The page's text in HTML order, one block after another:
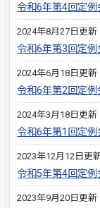
令和6年第4回定例
2024年8月27日更新
令和6年第3回定例
2024年6月18日更新
令和6年第2回定例
2024年3月18日更新
令和6年第1回定例
2023年12月12日更
令和5年第4回定例
2023年9月20日更新